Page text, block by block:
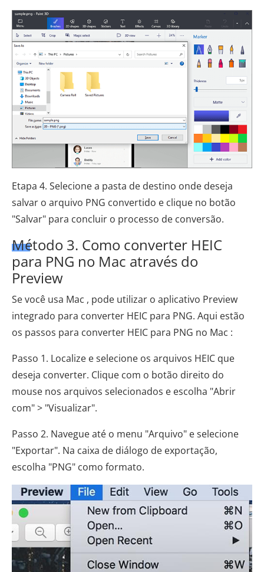
Etapa 4. Selecione a pasta de destino onde deseja
salvar o arquivo PNG convertido e clique no botão
"Salvar" para concluir o processo de conversão.
Método 3. Como converter HEIC
para PNG no Mac através do
Preview
Se você usa Mac , pode utilizar o aplicativo Preview
integrado para converter HEIC para PNG. Aqui estão
os passos para converter HEIC para PNG no Mac :
Passo 1. Localize e selecione os arquivos HEIC que
deseja converter. Clique com o botão direito do
mouse nos arquivos selecionados e escolha "Abrir
com" > "Visualizar".
Passo 2. Navegue até o menu "Arquivo" e selecione
"Exportar". Na caixa de diálogo de exportação,
escolha "PNG" como formato.